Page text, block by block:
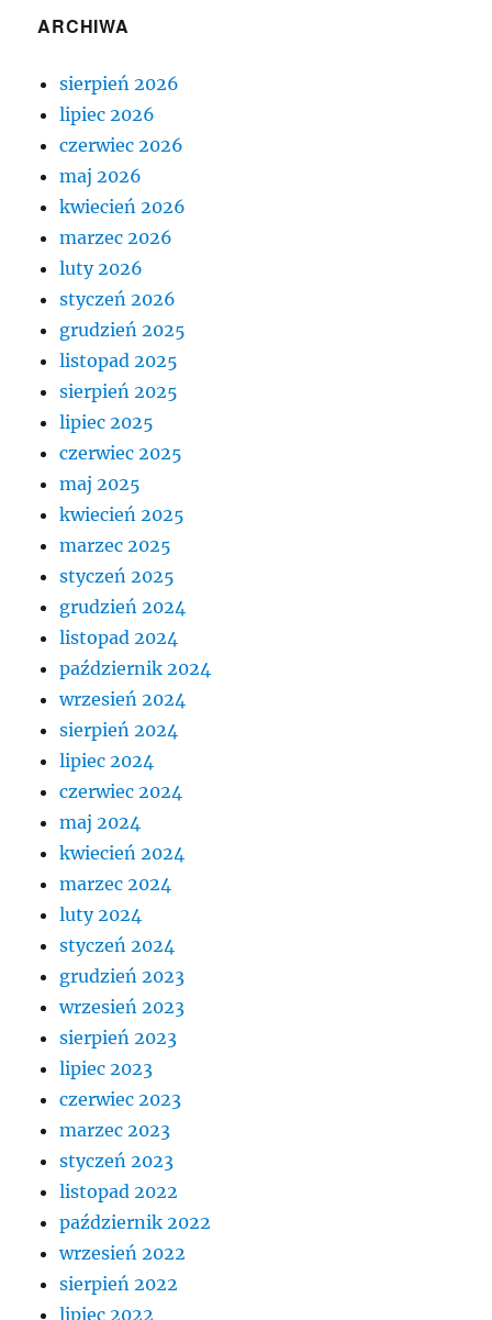
ARCHIWA
sierpień 2026
lipiec 2026
czerwiec 2026
maj 2026
kwiecień 2026
marzec 2026
luty 2026
styczeń 2026
grudzień 2025
listopad 2025
sierpień 2025
lipiec 2025
czerwiec 2025
maj 2025
kwiecień 2025
marzec 2025
styczeń 2025
grudzień 2024
listopad 2024
październik 2024
wrzesień 2024
sierpień 2024
lipiec 2024
czerwiec 2024
maj 2024
kwiecień 2024
marzec 2024
luty 2024
styczeń 2024
grudzień 2023
wrzesień 2023
sierpień 2023
lipiec 2023
czerwiec 2023
marzec 2023
styczeń 2023
listopad 2022
październik 2022
wrzesień 2022
sierpień 2022
lipiec 2022